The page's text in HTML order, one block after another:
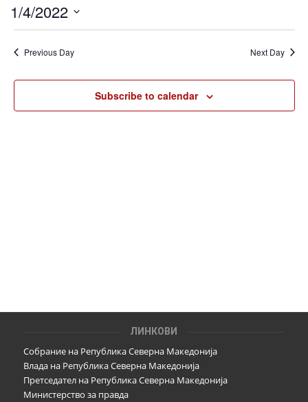
1/4/2022
Select
date.Previous Day Next Day
Subscribe to calendar
ЛИНКОВИ
Собрание на Република Северна Македонија
Влада на Република Северна Македонија
Претседател на Република Северна Македонија
Министерство за правда